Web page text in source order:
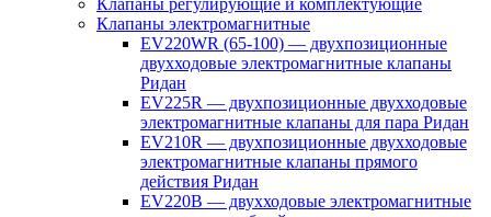
Клапаны регулирующие и комплектующие
Клапаны электромагнитные
EV220WR (65-100) — двухпозиционные
двухходовые электромагнитные клапаны
Ридан
EV225R — двухпозиционные двухходовые
электромагнитные клапаны для пара Ридан
EV210R — двухпозиционные двухходовые
электромагнитные клапаны прямого
действия Ридан
EV220B — двухходовые электромагнитные